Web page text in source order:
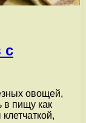
с
овощей,
в пищу как